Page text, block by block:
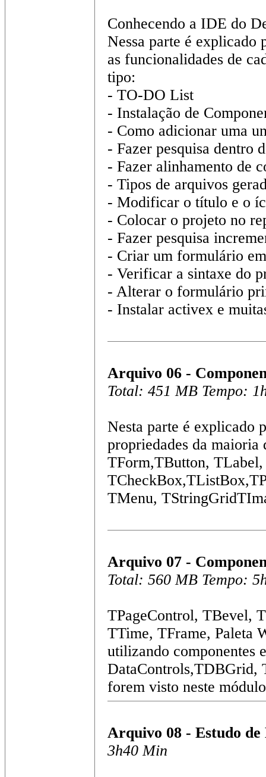
Conhecendo a IDE do
Nessa parte é explicado
as funcionalidades de
tipo:
- TO-DO List
- Instalação de
- Como adicionar uma
- Fazer pesquisa dentro
- Fazer alinhamento de
- Tipos de arquivos
- Modificar o título e o
- Colocar o projeto no
- Fazer pesquisa
- Criar um formulário
- Verificar a sintaxe do
- Alterar o formulário
- Instalar activex e
Arquivo 06 -
Total: 451 MB Tempo:
Nesta parte é explicado
propriedades da maioria
TForm,TButton,
TMenu,
Arquivo 07 -
Total: 560 MB Tempo:
TPageControl, TBevel,
TTime, TFrame, Paleta
utilizando componentes
DataControls,TDBGrid,
forem visto neste
Arquivo 08 - Estudo
3h40 Min